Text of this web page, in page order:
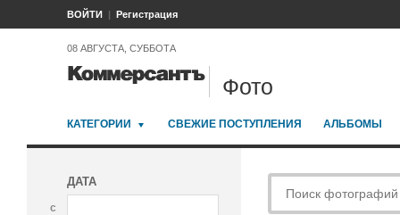
ВОЙТИ Регистрация
08 АВГУСТА, СУББОТА
Фото
КАТЕГОРИИ СВЕЖИЕ ПОСТУПЛЕНИЯ АЛЬБОМЫ
ДАТА
с